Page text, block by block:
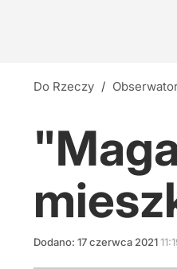
Do Rzeczy /
Dodano: 17czerwca 2021